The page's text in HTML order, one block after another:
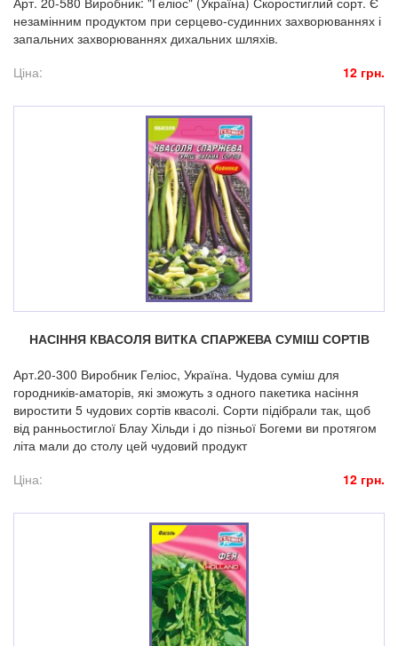
незамінним продуктом при серцево-судинних захворюваннях і
запальних захворюваннях дихальних шляхів.
Ціна:
12 грн.
НАСІННЯ КВАСОЛЯ ВИТКА СПАРЖЕВА СУМІШ СОРТІВ
Арт.20-300 Виробник Геліос, Україна. Чудова суміш для
городників-аматорів, які зможуть з одного пакетика насіння
виростити 5 чудових сортів квасолі. Сорти підібрали так, щоб
від ранньостиглої Блау Хільди і до пізньої Богеми ви протягом
літа мали до столу цей чудовий продукт
Ціна:
12 грн.